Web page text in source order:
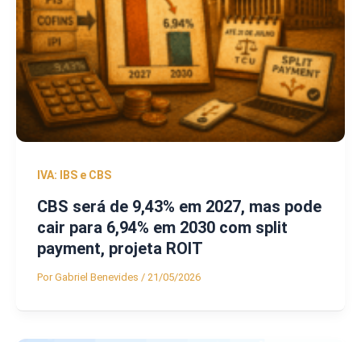
IVA: IBS e CBS
CBS será de 9,43% em 2027, mas pode
cair para 6,94% em 2030 com split
payment, projeta ROIT
PorGabriel Benevides / 21/05/2026